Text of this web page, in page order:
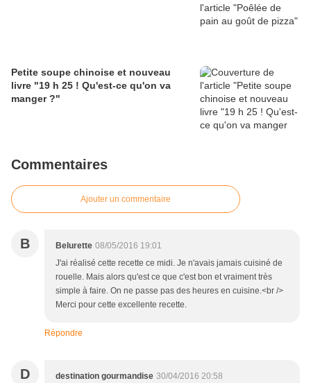
Petite soupe chinoise et nouveau
livre "19 h 25 ! Qu'est-ce qu'on va
manger ?"
Commentaires
Ajouter un commentaire
B Belurette 08/05/2016 19:01
J'ai réalisé cette recette ce midi. Je n'avais jamais cuisiné de
rouelle. Mais alors qu'est ce que c'est bon et vraiment très
simple à faire. On ne passe pas des heures en cuisine.<br />
Merci pour cette excellente recette.
Répondre
D destination gourmandise 30/04/2016 20:58